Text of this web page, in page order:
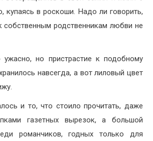
купаясь в роскоши. Надо ли говорить,
собственным родственникам любви не
но пристрастие к подобному
навсегда, а вот лиловый цвет
и то, что стоило прочитать, даже
газетных вырезок, а большой
романчиков, годных только для